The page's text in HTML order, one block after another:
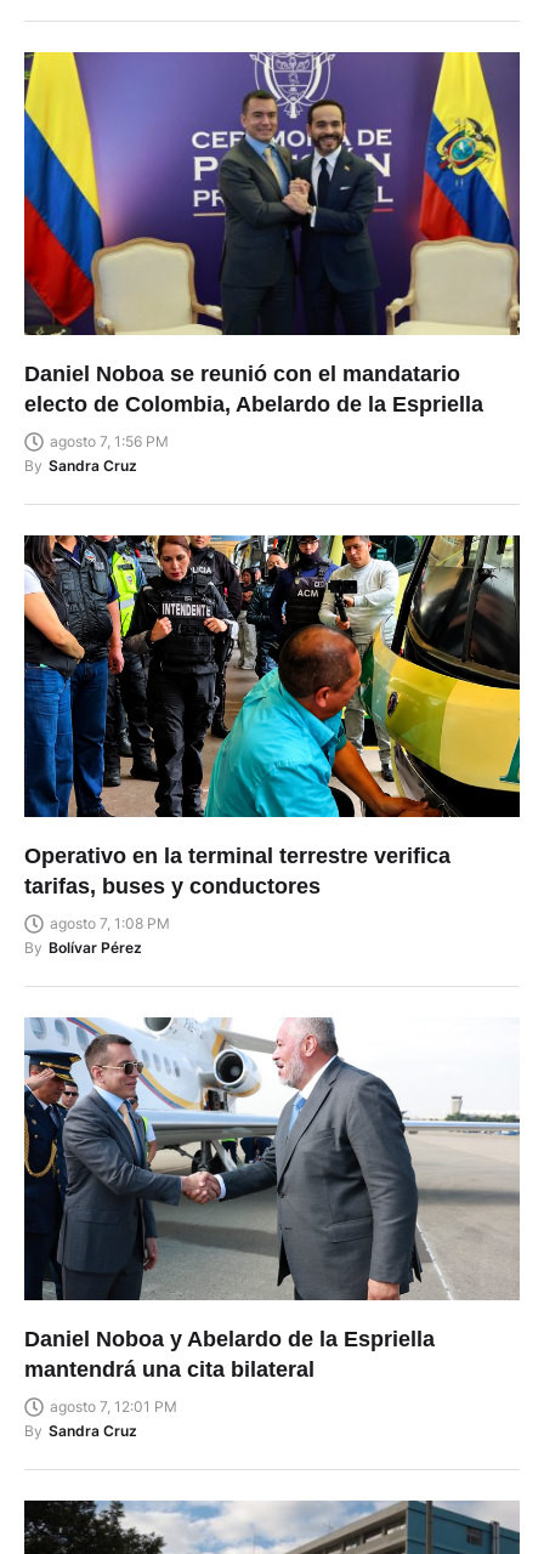
Daniel Noboa se reunió con el mandatario
electo de Colombia, Abelardo de la Espriella
agosto 7, 1:56 PM
By Sandra Cruz
Operativo en la terminal terrestre verifica
tarifas, buses y conductores
agosto 7, 1:08 PM
By Bolívar Pérez
Daniel Noboa y Abelardo de la Espriella
mantendrá una cita bilateral
agosto 7, 12:01 PM
By Sandra Cruz